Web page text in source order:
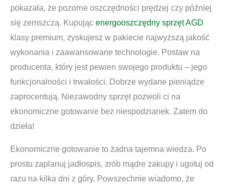
pokazała, że pozorne oszczędności prędzej czy później
się zemszczą. Kupując energooszczędny sprzęt AGD
klasy premium, zyskujesz w pakiecie najwyższą jakość
wykonania i zaawansowane technologie. Postaw na
producenta, który jest pewien swojego produktu – jego
funkcjonalności i trwałości. Dobrze wydane pieniądze
zaprocentują. Niezawodny sprzęt pozwoli ci na
ekonomiczne gotowanie bez niespodzianek. Zatem do
dzieła!
Ekonomiczne gotowanie to żadna tajemna wiedza. Po
prostu zaplanuj jadłospis, zrób mądre zakupy i ugotuj od
razu na kilka dni z góry. Powszechnie wiadomo, że